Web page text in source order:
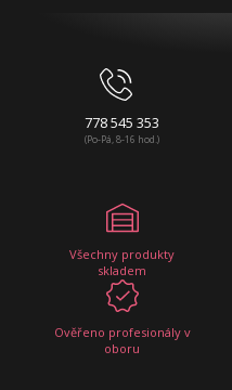
778 545 353
(Po-Pá, 8-16 hod.)
Všechny produkty
skladem
Ověřeno profesionály v
oboru